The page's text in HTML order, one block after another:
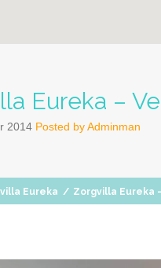
Eureka –
2014 Posted byAdminman
Eureka / Zorgvilla Eureka